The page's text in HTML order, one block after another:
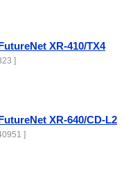
XR-410/TX4
]
XR-640/CD-L2
]